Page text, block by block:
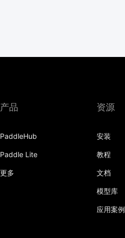
产品
PaddleHub
Paddle Lite
更多
资源
安装
教程
文档
模型库
应用案例